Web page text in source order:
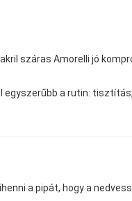
száras Amorelli jó
egyszerűbb a rutin:
a pipát, hogy a